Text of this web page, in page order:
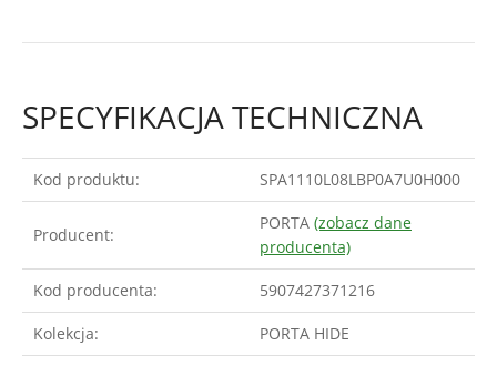
SPECYFIKACJA TECHNICZNA
Kod produktu: SPA1110L08LBP0A7U0H000
Producent:
PORTA (zobacz dane
producenta)
Kod producenta: 5907427371216
Kolekcja: PORTA HIDE